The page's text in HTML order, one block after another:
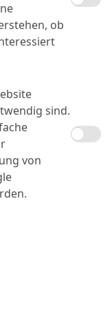
ob
sind.
von